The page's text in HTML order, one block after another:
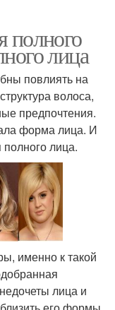
полного
лица
повлиять на
волоса,
предпочтения.
форма лица. И
полного лица.
именно к такой
лица и